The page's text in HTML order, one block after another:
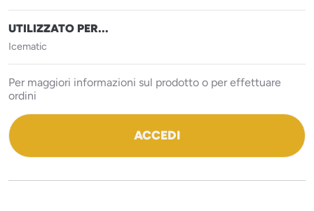
UTILIZZATO PER...
Icematic
Per maggiori informazioni sul prodotto o per effettuare
ordini
ACCEDI